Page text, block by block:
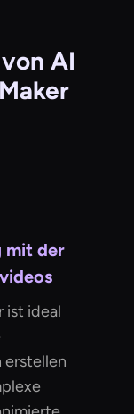
AI
mit der
ist ideal
erstellen